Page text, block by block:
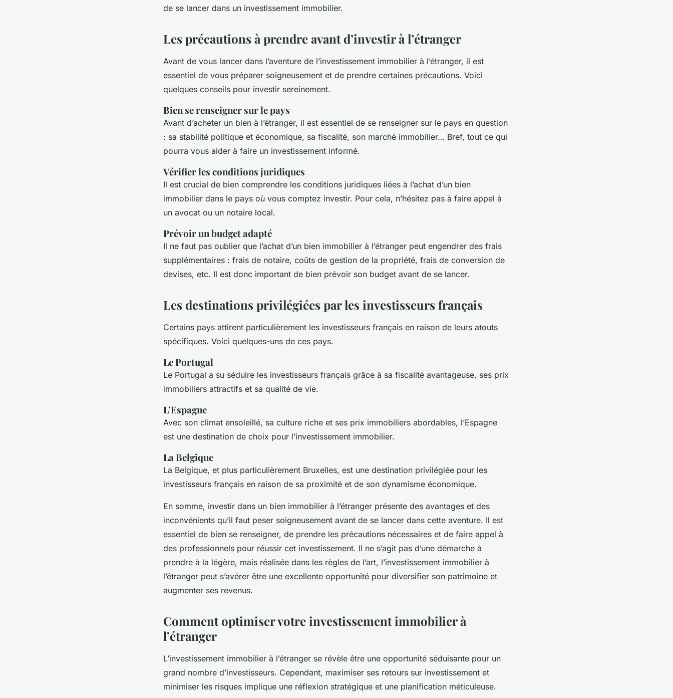
de se lancer dans un investissement immobilier.
Les précautions à prendre avant d’investir à l’étranger
Avant de vous lancer dans l’aventure de l’investissement immobilier à l’étranger, il est
essentiel de vous préparer soigneusement et de prendre certaines précautions. Voici
quelques conseils pour investir sereinement.
Bien se renseigner sur le pays
Avant d’acheter un bien à l’étranger, il est essentiel de se renseigner sur le pays en question
: sa stabilité politique et économique, sa fiscalité, son marché immobilier… Bref, tout ce qui
pourra vous aider à faire un investissement informé.
Vérifier les conditions juridiques
Il est crucial de bien comprendre les conditions juridiques liées à l’achat d’un bien
immobilier dans le pays où vous comptez investir. Pour cela, n’hésitez pas à faire appel à
un avocat ou un notaire local.
Prévoir un budget adapté
Il ne faut pas oublier que l’achat d’un bien immobilier à l’étranger peut engendrer des frais
supplémentaires : frais de notaire, coûts de gestion de la propriété, frais de conversion de
devises, etc. Il est donc important de bien prévoir son budget avant de se lancer.
Les destinations privilégiées par les investisseurs français
Certains pays attirent particulièrement les investisseurs français en raison de leurs atouts
spécifiques. Voici quelques-uns de ces pays.
Le Portugal
Le Portugal a su séduire les investisseurs français grâce à sa fiscalité avantageuse, ses prix
immobiliers attractifs et sa qualité de vie.
L’Espagne
Avec son climat ensoleillé, sa culture riche et ses prix immobiliers abordables, l’Espagne
est une destination de choix pour l’investissement immobilier.
La Belgique
La Belgique, et plus particulièrement Bruxelles, est une destination privilégiée pour les
investisseurs français en raison de sa proximité et de son dynamisme économique.
En somme, investir dans un bien immobilier à l’étranger présente des avantages et des
inconvénients qu’il faut peser soigneusement avant de se lancer dans cette aventure. Il est
essentiel de bien se renseigner, de prendre les précautions nécessaires et de faire appel à
des professionnels pour réussir cet investissement. Il ne s’agit pas d’une démarche à
prendre à la légère, mais réalisée dans les règles de l’art, l’investissement immobilier à
l’étranger peut s’avérer être une excellente opportunité pour diversifier son patrimoine et
augmenter ses revenus.
Comment optimiser votre investissement immobilier à
l’étranger
L’investissement immobilier à l’étranger se révèle être une opportunité séduisante pour un
grand nombre d’investisseurs. Cependant, maximiser ses retours sur investissement et
minimiser les risques implique une réflexion stratégique et une planification méticuleuse.